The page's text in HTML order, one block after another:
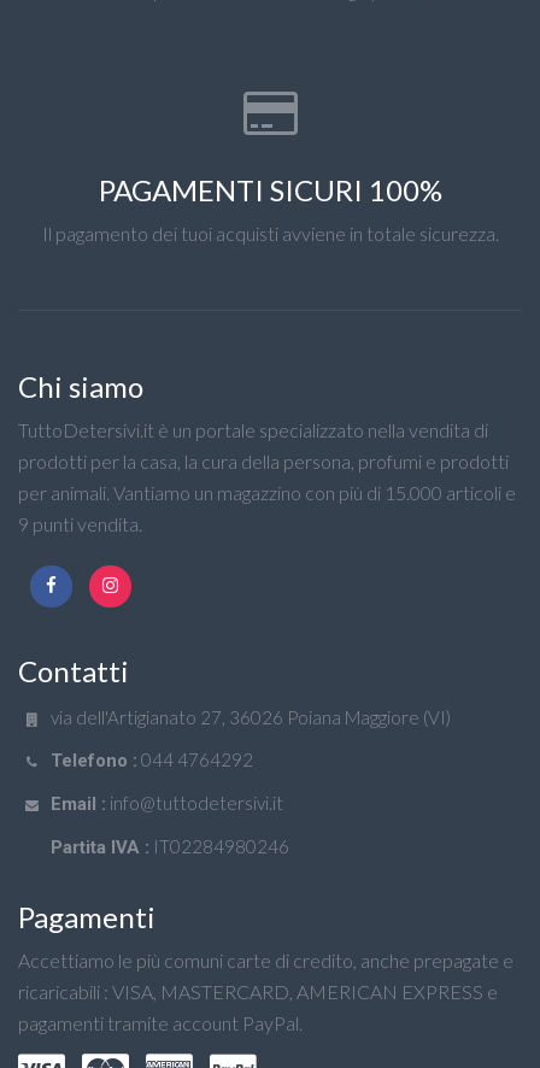
PAGAMENTI SICURI 100%
Il pagamento dei tuoi acquisti avviene in totale sicurezza.
Chi siamo
TuttoDetersivi.it è un portale specializzato nella vendita di
prodotti per la casa, la cura della persona, profumi e prodotti
per animali. Vantiamo un magazzino con più di 15.000 articoli e
9 punti vendita.
Contatti
via dell'Artigianato 27, 36026 Poiana Maggiore (VI)
Telefono : 044 4764292
Email : info@tuttodetersivi.it
Partita IVA : IT02284980246
Pagamenti
Accettiamo le più comuni carte di credito, anche prepagate e
ricaricabili : VISA, MASTERCARD, AMERICAN EXPRESS e
pagamenti tramite account PayPal.